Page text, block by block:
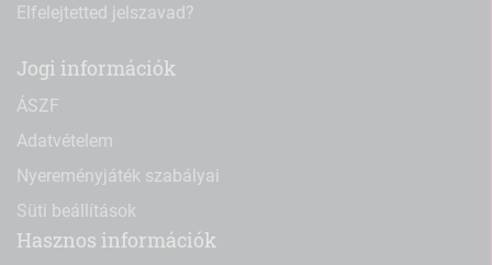
Elfelejtetted jelszavad?
Jogi információk
ÁSZF
Adatvételem
Nyereményjáték szabályai
Süti beállítások
Hasznos információk